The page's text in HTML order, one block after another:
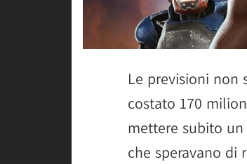
Le previsioni non
costato 170
mettere subito
che speravano di